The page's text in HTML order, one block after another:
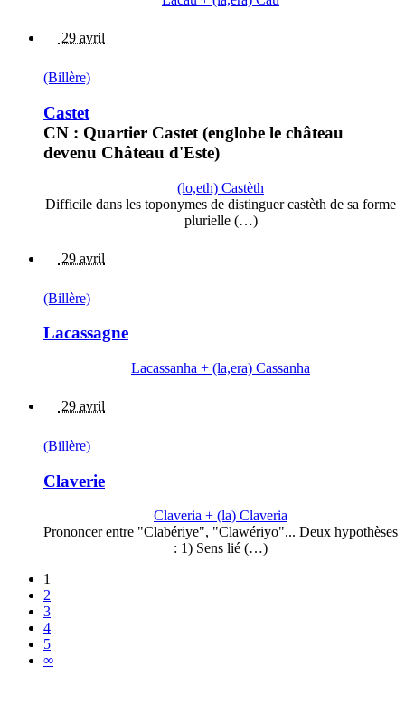
29 avril
(Billère)
Castet
CN : Quartier Castet (englobe le château
devenu Château d'Este)
(lo,eth) Castèth
Difficile dans les toponymes de distinguer castèth de sa forme
plurielle (…)
29 avril
(Billère)
Lacassagne
Lacassanha + (la,era) Cassanha
29 avril
(Billère)
Claverie
Claveria + (la) Claveria
Prononcer entre "Clabériye", "Clawériyo"... Deux hypothèses
: 1) Sens lié (…)
1
2
3
4
5
∞